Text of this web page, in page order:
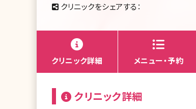
クリニックをシェアする：
クリニック詳細 メニュー・予約
クリニック詳細